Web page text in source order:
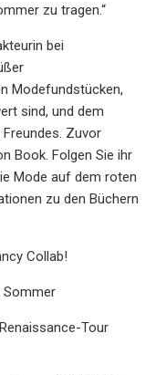
zu tragen.“
bei
Modefundstücken,
sind, und dem
Zuvor
Book. Folgen Sie ihr
Mode auf dem roten
zu den Büchern
Collab!
Sommer
Tour